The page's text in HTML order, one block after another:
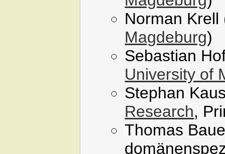
Norman Krell
Magdeburg)
Sebastian
University of
Stephan
Research,
Thomas